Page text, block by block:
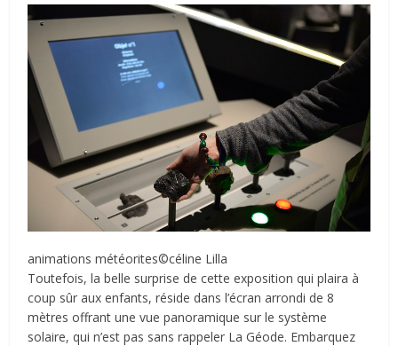
animations météorites©céline Lilla
Toutefois, la belle surprise de cette exposition qui plaira à
coup sûr aux enfants, réside dans l’écran arrondi de 8
mètres offrant une vue panoramique sur le système
solaire, qui n’est pas sans rappeler La Géode. Embarquez